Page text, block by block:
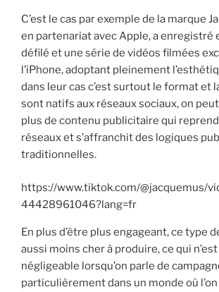
C’est le cas par exemple de la marque
en partenariat avec Apple, a enregistré
défilé et une série de vidéos filmées
l’iPhone, adoptant pleinement
dans leur cas c’est surtout le format et
sont natifs aux réseaux sociaux, on
plus de contenu publicitaire qui
réseaux et s’affranchit des logiques
traditionnelles.
https://www.tiktok.com/@jacquemus/
44428961046?lang=fr
En plus d’être plus engageant, ce type
aussi moins cher à produire, ce qui n’est
négligeable lorsqu’on parle de
particulièrement dans un monde où l’on